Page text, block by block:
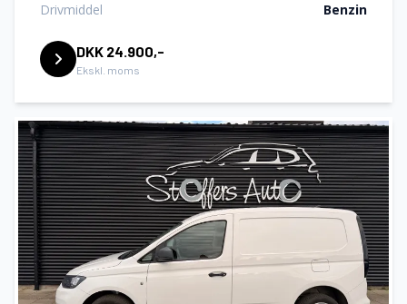
Drivmiddel
Benzin
DKK 24.900,-
Ekskl. moms